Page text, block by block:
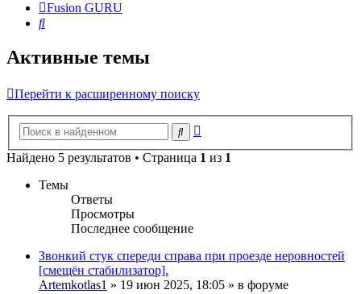
Fusion GURU
Поиск
Активные темы
Перейти к расширенному поиску
Поиск
Найдено 5 результатов • Страница 1 из 1
Темы
Ответы
Просмотры
Последнее сообщение
Звонкий стук спереди справа при проезде неровностей
[смещён стабилизатор].
Artemkotlas1 » 19 июн 2025, 18:05 » в форуме